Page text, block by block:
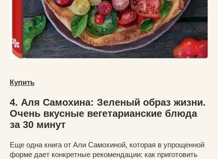
Купить
4. Аля Самохина: Зеленый образ жизни.
Очень вкусные вегетарианские блюда
за 30 минут
Еще одна книга от Али Самохиной, которая в упрощенной
форме дает конкретные рекомендации: как приготовить